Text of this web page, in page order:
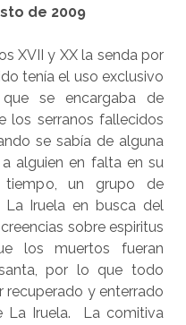
de 2009
XVII y XX la senda por
tenía el uso exclusivo
se encargaba de
los serranos fallecidos
se sabía de alguna
alguien en falta en su
tiempo, un grupo de
La Iruela en busca del
sobre espiritus
los muertos fueran
por lo que todo
recuperado y enterrado
La Iruela. La comitiva